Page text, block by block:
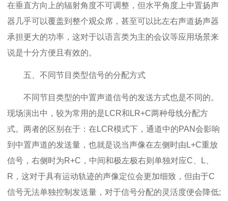
在垂直方向上的辐射角度不可调整，但水平角度上中置扬声
器几乎可以覆盖到整个观众席，甚至可以比左右声道扬声器
承担更大的功率，这对于以语言类为主的会议等应用场景来
说是十分方便且有效的。
五、不同节目类型信号的分配方式
不同节目类型的中置声道信号的发送方式也是不同的。
现场演出中，较为常用的是LCR和LR+C两种母线分配方
式。两者的区别在于：在LCR模式下，通道中的PAN会影响
到中置声道的发送量，也就是说当声像在左侧时由L+C重放
信号，右侧时为R+C，中间和极左极右则单独对应C、L、
R，这对于具有运动轨迹的声像定位会更加细致，但由于C
信号无法单独控制发送量，对于信号分配的灵活度便会降低;